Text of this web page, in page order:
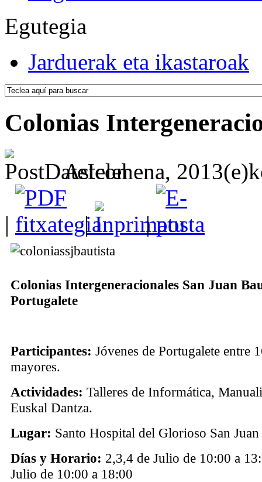
Egutegia
Jarduerak eta ikastaroak
Colonias
Astelehena,
| | |
Colonias Intergeneracionales San Juan
Portugalete
Participantes: Jóvenes de Portugalete entre
mayores.
Actividades: Talleres de Informática,
Euskal Dantza.
Lugar: Santo Hospital del Glorioso San
Días y Horario: 2,3,4 de Julio de 10:00 a
Julio de 10:00 a 18:00